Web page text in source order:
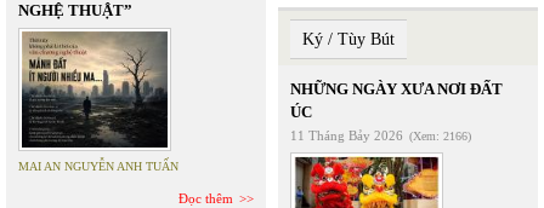
NGHỆ THUẬT”
MAI AN NGUYỄN ANH TUẤN
Đọc thêm
Ký / Tùy Bút
NHỮNG NGÀY XƯA NƠI ĐẤT
ÚC
11 Tháng Bảy 2026 (Xem: 2166)